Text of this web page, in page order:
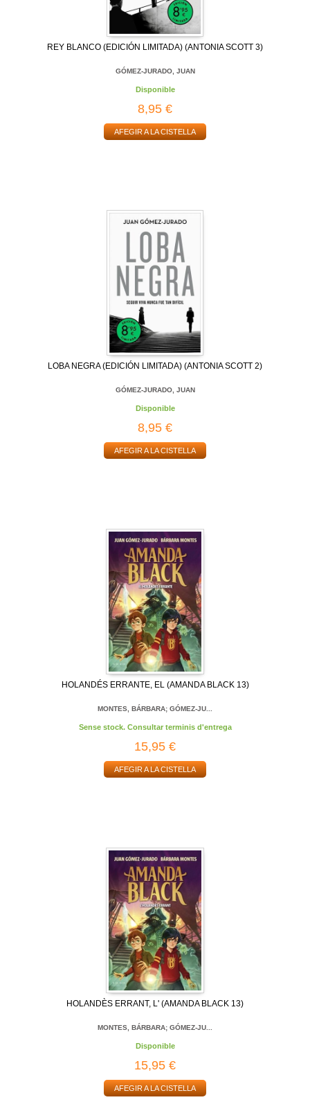
REY BLANCO (EDICIÓN LIMITADA) (ANTONIA SCOTT 3)
GÓMEZ-JURADO, JUAN
Disponible
8,95 €
AFEGIR A LA CISTELLA
LOBA NEGRA (EDICIÓN LIMITADA) (ANTONIA SCOTT 2)
GÓMEZ-JURADO, JUAN
Disponible
8,95 €
AFEGIR A LA CISTELLA
HOLANDÉS ERRANTE, EL (AMANDA BLACK 13)
MONTES, BÁRBARA; GÓMEZ-JU...
Sense stock. Consultar terminis d'entrega
15,95 €
AFEGIR A LA CISTELLA
HOLANDÈS ERRANT, L' (AMANDA BLACK 13)
MONTES, BÁRBARA; GÓMEZ-JU...
Disponible
15,95 €
AFEGIR A LA CISTELLA